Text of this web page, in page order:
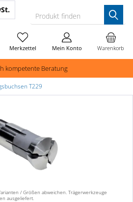
kompetente Beratung
Produkt finden
Warenkorb
Merkzettel Mein Konto
T229
/ Größen abweichen. Trägerwerkzeuge
ausgeliefert.